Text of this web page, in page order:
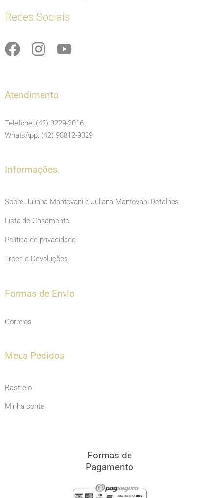
Redes Sociais
F
e
o
o
I
t
g
r
m
Y
b
e
Atendimento
Telefone: (42) 3229-2016
WhatsApp: (42) 98812-9329
Informações
Sobre Juliana Mantovani e Juliana Mantovani Detalhes
Lista de Casamento
Política de privacidade
Troca e Devoluções
Formas de Envio
Correios
Meus Pedidos
Rastreio
Minha conta
Formas de
Pagamento